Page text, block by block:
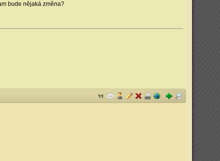
bude nějaká změna?